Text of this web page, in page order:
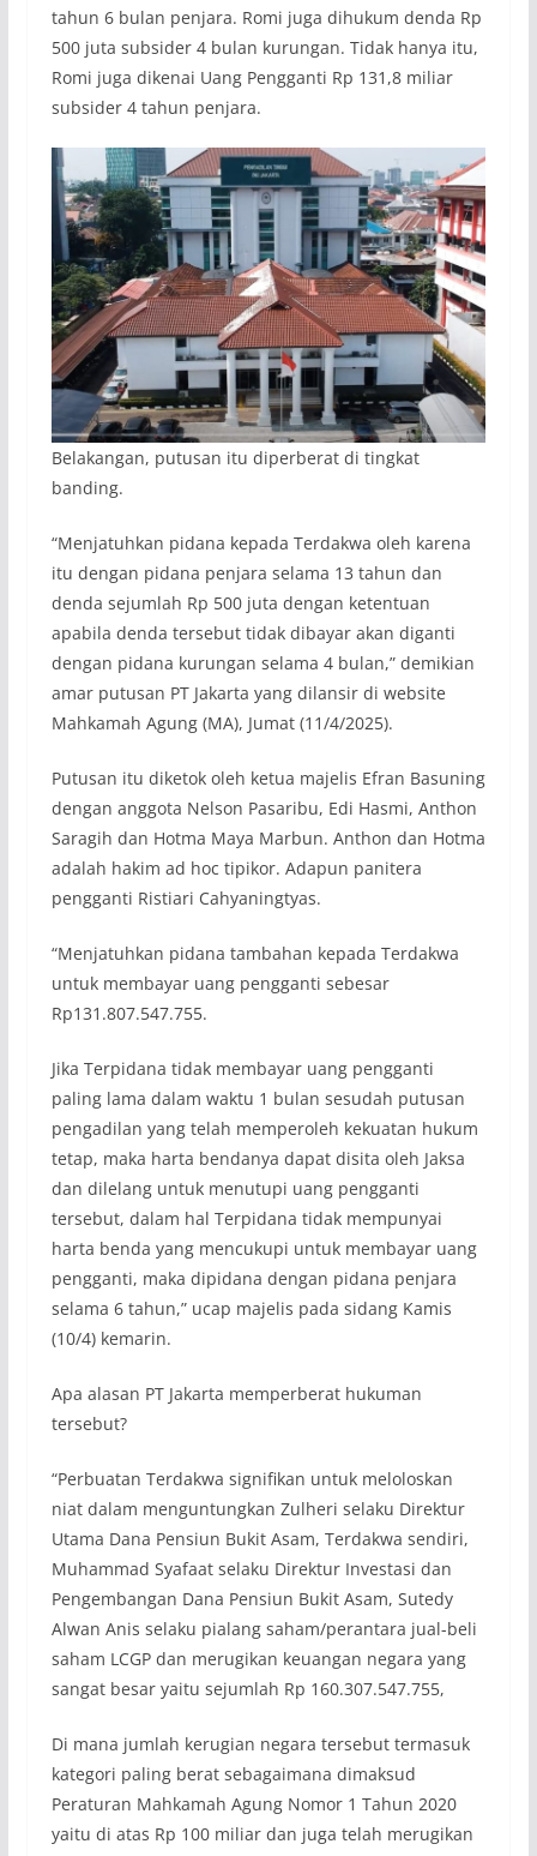
tahun 6 bulan penjara. Romi juga dihukum denda Rp
500 juta subsider 4 bulan kurungan. Tidak hanya itu,
Romi juga dikenai Uang Pengganti Rp 131,8 miliar
subsider 4 tahun penjara.
Belakangan, putusan itu diperberat di tingkat
banding.
“Menjatuhkan pidana kepada Terdakwa oleh karena
itu dengan pidana penjara selama 13 tahun dan
denda sejumlah Rp 500 juta dengan ketentuan
apabila denda tersebut tidak dibayar akan diganti
dengan pidana kurungan selama 4 bulan,” demikian
amar putusan PT Jakarta yang dilansir di website
Mahkamah Agung (MA), Jumat (11/4/2025).
Putusan itu diketok oleh ketua majelis Efran Basuning
dengan anggota Nelson Pasaribu, Edi Hasmi, Anthon
Saragih dan Hotma Maya Marbun. Anthon dan Hotma
adalah hakim ad hoc tipikor. Adapun panitera
pengganti Ristiari Cahyaningtyas.
“Menjatuhkan pidana tambahan kepada Terdakwa
untuk membayar uang pengganti sebesar
Rp131.807.547.755.
Jika Terpidana tidak membayar uang pengganti
paling lama dalam waktu 1 bulan sesudah putusan
pengadilan yang telah memperoleh kekuatan hukum
tetap, maka harta bendanya dapat disita oleh Jaksa
dan dilelang untuk menutupi uang pengganti
tersebut, dalam hal Terpidana tidak mempunyai
harta benda yang mencukupi untuk membayar uang
pengganti, maka dipidana dengan pidana penjara
selama 6 tahun,” ucap majelis pada sidang Kamis
(10/4) kemarin.
Apa alasan PT Jakarta memperberat hukuman
tersebut?
“Perbuatan Terdakwa signifikan untuk meloloskan
niat dalam menguntungkan Zulheri selaku Direktur
Utama Dana Pensiun Bukit Asam, Terdakwa sendiri,
Muhammad Syafaat selaku Direktur Investasi dan
Pengembangan Dana Pensiun Bukit Asam, Sutedy
Alwan Anis selaku pialang saham/perantara jual-beli
saham LCGP dan merugikan keuangan negara yang
sangat besar yaitu sejumlah Rp 160.307.547.755,
Di mana jumlah kerugian negara tersebut termasuk
kategori paling berat sebagaimana dimaksud
Peraturan Mahkamah Agung Nomor 1 Tahun 2020
yaitu di atas Rp 100 miliar dan juga telah merugikan